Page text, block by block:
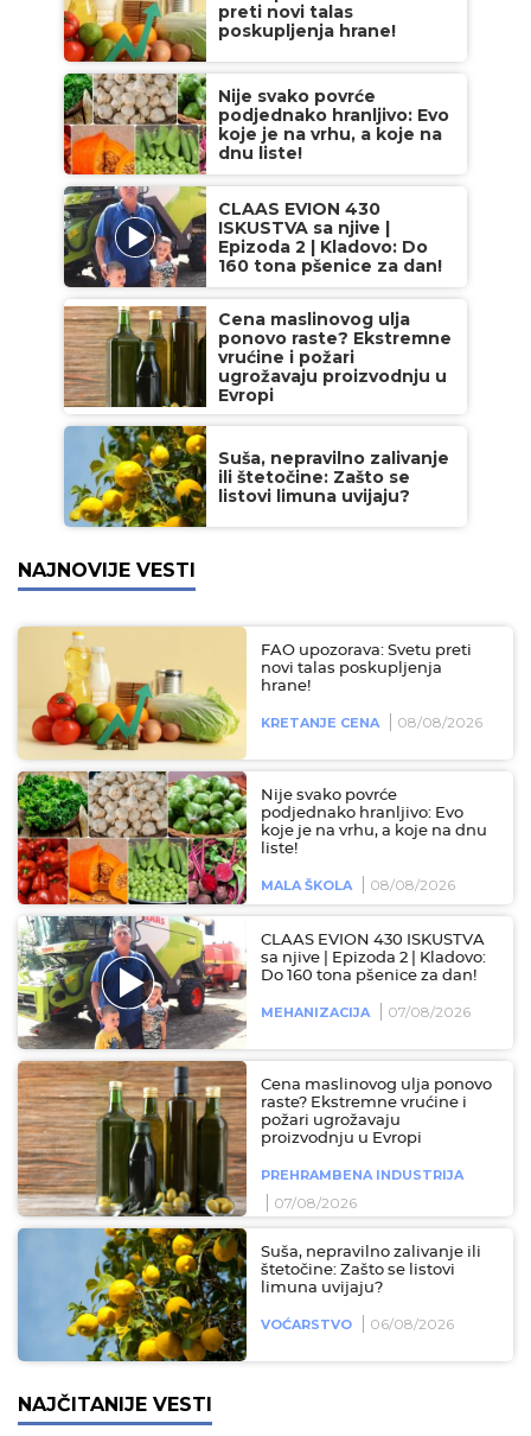
preti novi talas
poskupljenja hrane!
Nije svako povrće
podjednako hranljivo: Evo
koje je na vrhu, a koje na
dnu liste!
CLAAS EVION 430
ISKUSTVA sa njive |
Epizoda 2 | Kladovo: Do
160 tona pšenice za dan!
Cena maslinovog ulja
ponovo raste? Ekstremne
vrućine i požari
ugrožavaju proizvodnju u
Evropi
Suša, nepravilno zalivanje
ili štetočine: Zašto se
listovi limuna uvijaju?
NAJNOVIJE VESTI
FAO upozorava: Svetu preti
novi talas poskupljenja
hrane!
KRETANJE CENA 08/08/2026
Nije svako povrće
podjednako hranljivo: Evo
koje je na vrhu, a koje na dnu
liste!
MALA ŠKOLA 08/08/2026
CLAAS EVION 430 ISKUSTVA
sa njive | Epizoda 2 | Kladovo:
Do 160 tona pšenice za dan!
MEHANIZACIJA 07/08/2026
Cena maslinovog ulja ponovo
raste? Ekstremne vrućine i
požari ugrožavaju
proizvodnju u Evropi
PREHRAMBENA INDUSTRIJA
07/08/2026
Suša, nepravilno zalivanje ili
štetočine: Zašto se listovi
limuna uvijaju?
VOĆARSTVO 06/08/2026
NAJČITANIJE VESTI